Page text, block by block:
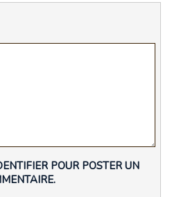
POUR POSTER UN